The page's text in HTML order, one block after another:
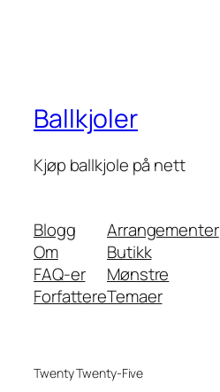
Ballkjoler
Kjøp ballkjole på nett
Blogg
Om
FAQ-er
Forfattere
Arrangementer
Butikk
Mønstre
Temaer
Twenty Twenty-Five